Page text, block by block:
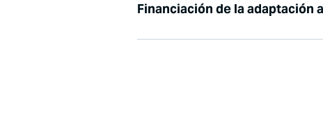
Financiación de la adaptación